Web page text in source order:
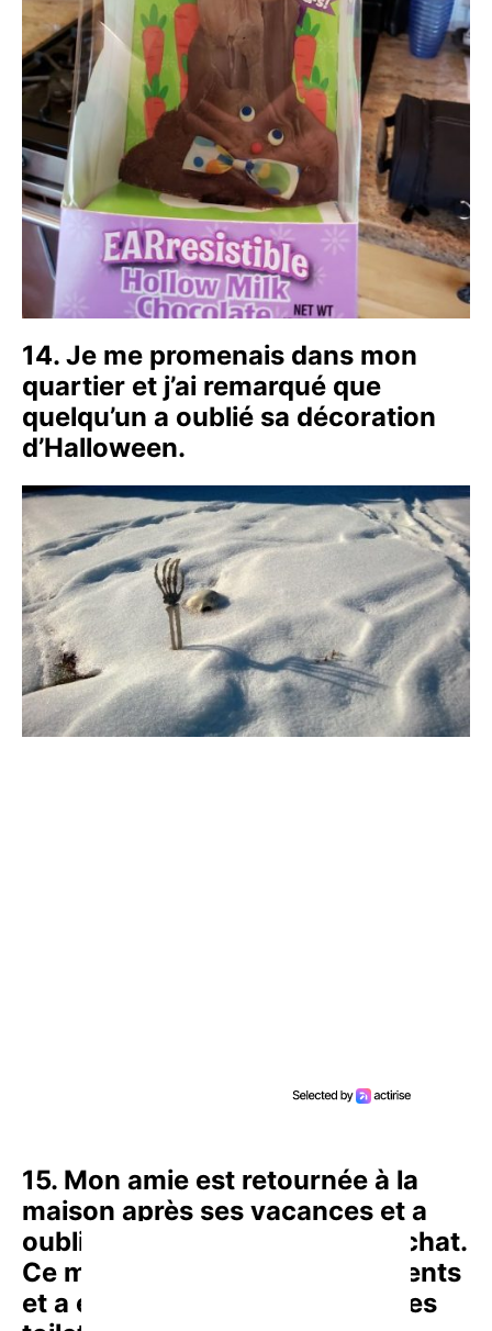
14. Je me promenais dans mon
quartier et j’ai remarqué que
quelqu’un a oublié sa décoration
d’Halloween.
15. Mon amie est retournée à la
maison après ses vacances et a
oublié de changer la litière du chat.
Ce matin, elle se brossait les dents
et a entendu un bruit venant des